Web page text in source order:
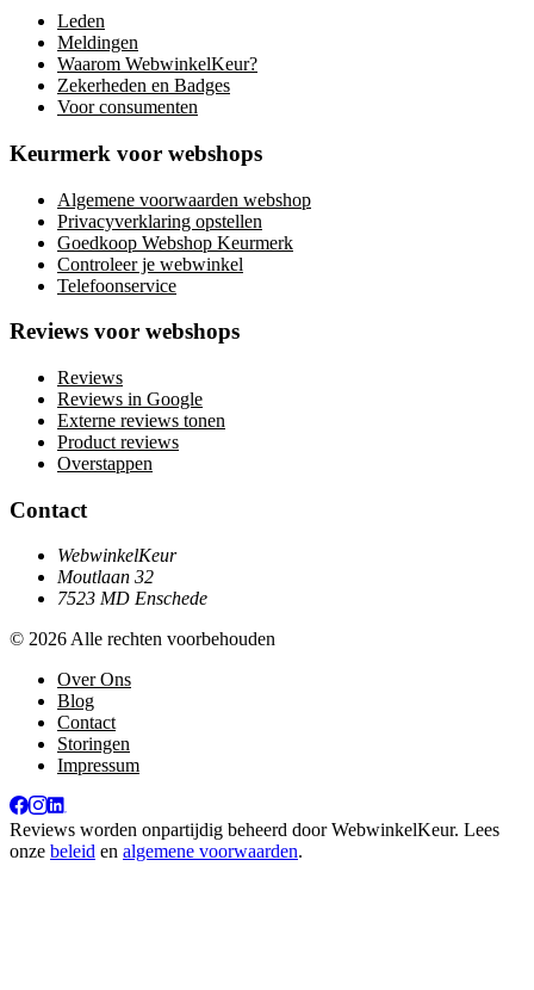
Leden
Meldingen
Waarom WebwinkelKeur?
Zekerheden en Badges
Voor consumenten
Keurmerk voor webshops
Algemene voorwaarden webshop
Privacyverklaring opstellen
Goedkoop Webshop Keurmerk
Controleer je webwinkel
Telefoonservice
Reviews voor webshops
Reviews
Reviews in Google
Externe reviews tonen
Product reviews
Overstappen
Contact
WebwinkelKeur
Moutlaan 32
7523 MD Enschede
© 2026 Alle rechten voorbehouden
Over Ons
Blog
Contact
Storingen
Impressum
Reviews worden onpartijdig beheerd doorWebwinkelKeur. Lees
onze beleid en algemene voorwaarden.